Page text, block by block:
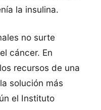
la insulina.
no surte
cáncer. En
recursos de una
solución más
el Instituto